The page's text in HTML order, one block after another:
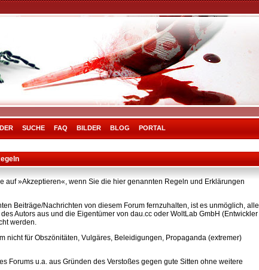
SUCHE FAQ BILDER BLOG PORTAL
auf »Akzeptieren«, wenn Sie die hier genannten Regeln und Erklärungen
Beiträge/Nachrichten von diesem Forum fernzuhalten, ist es unmöglich, alle
Autors aus und die Eigentümer von dau.cc oder WoltLab GmbH (Entwickler
werden.
nicht für Obszönitäten, Vulgäres, Beleidigungen, Propaganda (extremer)
Forums u.a. aus Gründen des Verstoßes gegen gute Sitten ohne weitere